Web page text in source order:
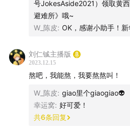
🎊线下演出：
号JokesAside2021）领取黄
避难所》哦~
W_陈皮: OK，感谢小助手！
刘仁铖主播版
2023.12.15
熬吧，我能熬，我要熬熬叫！
W_陈皮: giao里个giaogiao👽
幸运窝: 好可爱！
共6条回复